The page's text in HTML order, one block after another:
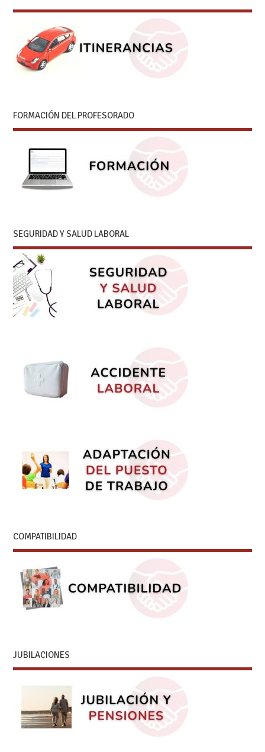
FORMACIÓN DEL PROFESORADO
SEGURIDAD Y SALUD LABORAL
COMPATIBILIDAD
JUBILACIONES